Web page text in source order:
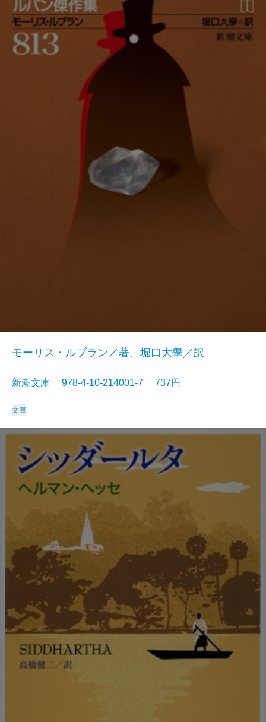
モーリス・ルブラン／著、堀口大學／訳
新潮文庫 978-4-10-214001-7 737円
文庫